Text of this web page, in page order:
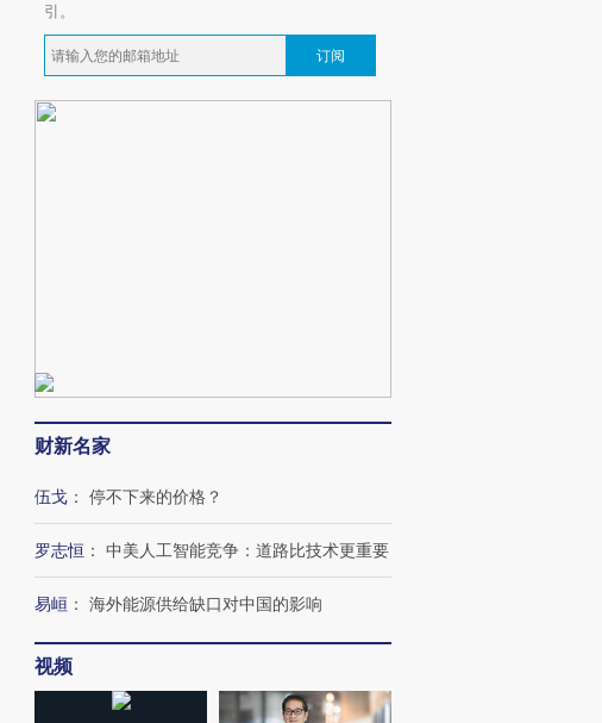
引。
订阅
财新名家
伍戈 ： 停不下来的价格？
罗志恒 ： 中美人工智能竞争：道路比技术更重要
易峘 ： 海外能源供给缺口对中国的影响
视频